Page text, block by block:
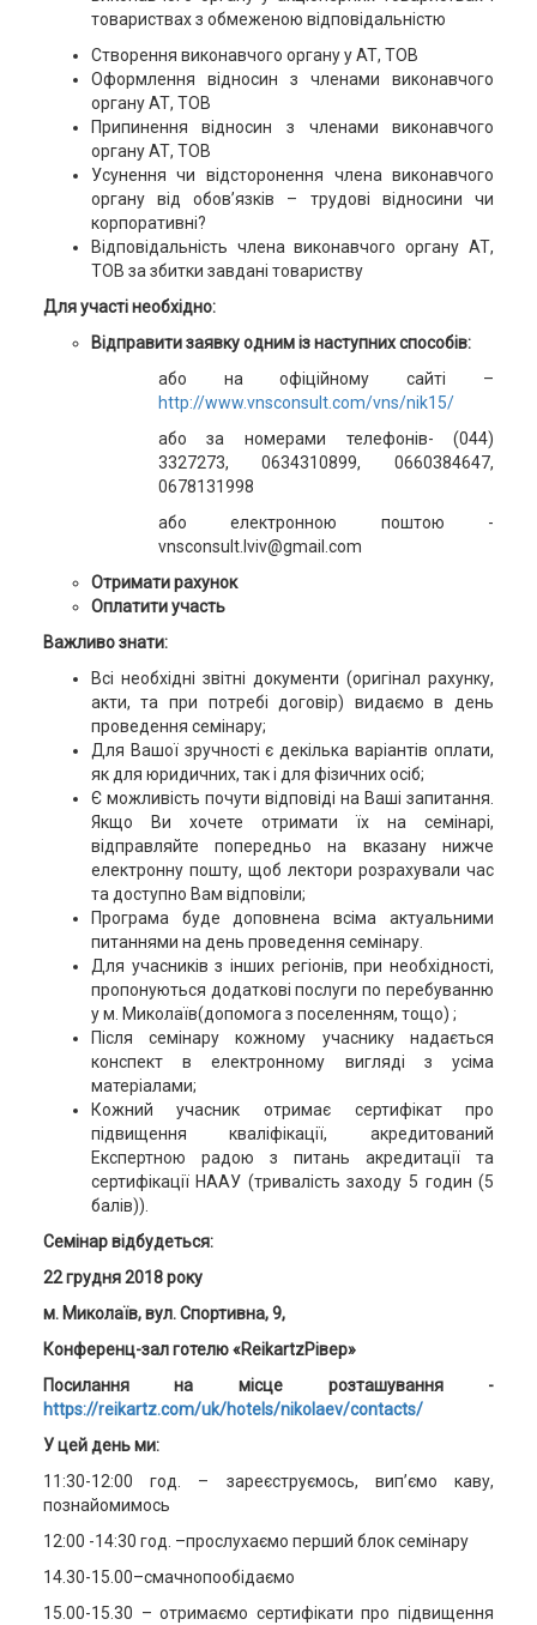
товариствах з обмеженою відповідальністю
Створення виконавчого органу у АТ, ТОВ
Оформлення відносин з членами виконавчого
органу АТ, ТОВ
Припинення відносин з членами виконавчого
органу АТ, ТОВ
Усунення чи відсторонення члена виконавчого
органу від обов’язків – трудові відносини чи
корпоративні?
Відповідальність члена виконавчого органу АТ,
ТОВ за збитки завдані товариству
Для участі необхідно:
Відправити заявку одним із наступних способів:
або на офіційному сайті –
http://www.vnsconsult.com/vns/nik15/
або за номерами телефонів- (044)
3327273, 0634310899, 0660384647,
0678131998
або електронною поштою -
vnsconsult.lviv@gmail.com
Отримати рахунок
Оплатити участь
Важливо знати:
Всі необхідні звітні документи (оригінал рахунку,
акти, та при потребі договір) видаємо в день
проведення семінару;
Для Вашої зручності є декілька варіантів оплати,
як для юридичних, так і для фізичних осіб;
Є можливість почути відповіді на Ваші запитання.
Якщо Ви хочете отримати їх на семінарі,
відправляйте попередньо на вказану нижче
електронну пошту, щоб лектори розрахували час
та доступно Вам відповіли;
Програма буде доповнена всіма актуальними
питаннями на день проведення семінару.
Для учасників з інших регіонів, при необхідності,
пропонуються додаткові послуги по перебуванню
у м. Миколаїв(допомога з поселенням, тощо) ;
Після семінару кожному учаснику надається
конспект в електронному вигляді з усіма
матеріалами;
Кожний учасник отримає сертифікат про
підвищення кваліфікації, акредитований
Експертною радою з питань акредитації та
сертифікації НААУ (тривалість заходу 5 годин (5
балів)).
Семінар відбудеться:
22грудня 2018 року
м. Миколаїв, вул. Спортивна, 9,
Конференц-залготелю «ReikartzРівер»
Посилання на місце розташування -
https://reikartz.com/uk/hotels/nikolaev/contacts/
У цей день ми:
11:30-12:00 год. – зареєструємось, вип’ємо каву,
познайомимось
12:00 -14:30 год. –прослухаємо перший блок семінару
14.30-15.00–смачнопообідаємо
15.00-15.30 – отримаємо сертифікати про підвищення